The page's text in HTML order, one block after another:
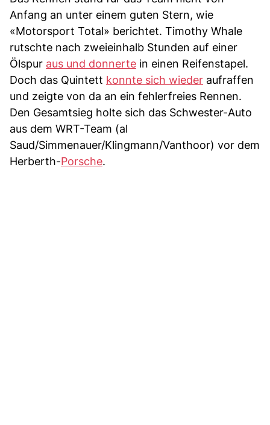
Anfang an unter einem guten Stern, wie
«Motorsport Total» berichtet. Timothy Whale
rutschte nach zweieinhalb Stunden auf einer
Ölspur aus und donnerte in einen Reifenstapel.
Doch das Quintett konnte sich wieder aufraffen
und zeigte von da an ein fehlerfreies Rennen.
Den Gesamtsieg holte sich das Schwester-Auto
aus dem WRT-Team (al
Saud/Simmenauer/Klingmann/Vanthoor) vor dem
Herberth-Porsche.